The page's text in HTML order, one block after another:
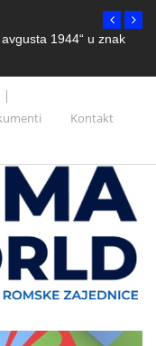
1944“ u znak
Kontakt